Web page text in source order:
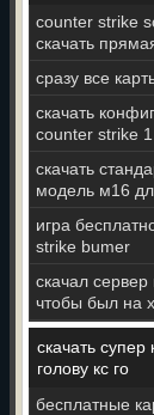
counter strike
скачать
сразу все
скачать
counter strike
скачать
модель м16
игра
strike bumer
скачал сервер
чтобы был на
скачать
голову кс го
бесплатные